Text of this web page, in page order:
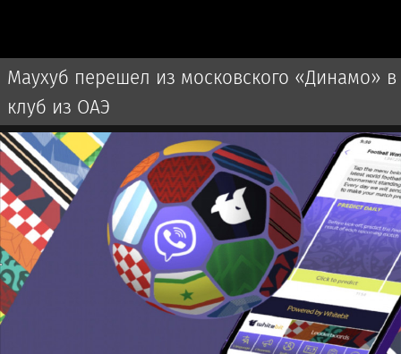
Маухуб перешел из московского «Динамо» в
клуб из ОАЭ